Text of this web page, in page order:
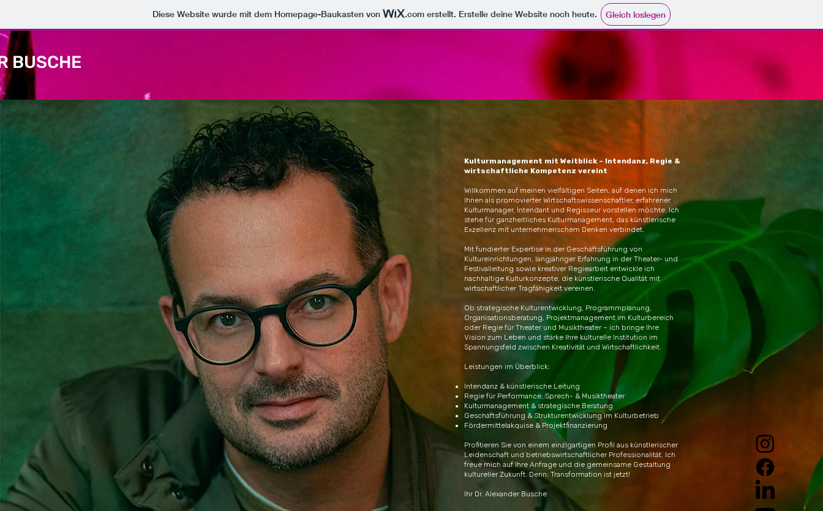
Diese Website wurde mit dem Homepage-Baukasten von .com erstellt. Erstelle deine Website noch heute. Gleich loslegen
BUSCHE
Kulturmanagement mit Weitblick – Intendanz, Regie &
wirtschaftliche Kompetenz vereint
Willkommen auf meinen vielfältigen Seiten, auf denen ich mich
Ihnen als promovierter Wirtschaftswissenschaftler, erfahrener
Kulturmanager, Intendant und Regisseur vorstellen möchte. Ich
stehe für ganzheitliches Kulturmanagement, das künstlerische
Exzellenz mit unternehmerischem Denken verbindet.
Mit fundierter Expertise in der Geschäftsführung von
Kultureinrichtungen, langjähriger Erfahrung in der Theater- und
Festivalleitung sowie kreativer Regiearbeit entwickle ich
nachhaltige Kulturkonzepte, die künstlerische Qualität mit
wirtschaftlicher Tragfähigkeit vereinen.
Ob strategische Kulturentwicklung, Programmplanung,
Organisationsberatung, Projektmanagement im Kulturbereich
oder Regie für Theater und Musiktheater – ich bringe Ihre
Vision zum Leben und stärke Ihre kulturelle Institution im
Spannungsfeld zwischen Kreativität und Wirtschaftlichkeit.
Leistungen im Überblick:
Intendanz & künstlerische Leitung
Regie für Performance, Sprech- & Musiktheater
Kulturmanagement & strategische Beratung
Geschäftsführung & Strukturentwicklung im Kulturbetrieb
Fördermittelakquise & Projektfinanzierung
Profitieren Sie von einem einzigartigen Profil aus künstlerischer
Leidenschaft und betriebswirtschaftlicher Professionalität. Ich
freue mich auf Ihre Anfrage und die gemeinsame Gestaltung
kultureller Zukunft. Denn: Transformation ist jetzt!
Ihr Dr. Alexander Busche